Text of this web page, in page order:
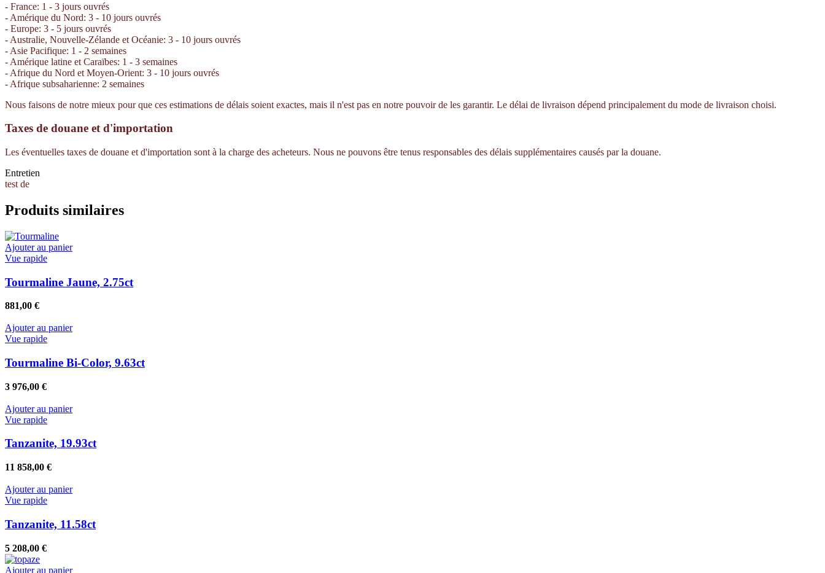
- France: 1 - 3 jours ouvrés
- Amérique du Nord: 3 - 10 jours ouvrés
- Europe: 3 - 5 jours ouvrés
- Australie, Nouvelle-Zélande et Océanie: 3 - 10 jours ouvrés
- Asie Pacifique: 1 - 2 semaines
- Amérique latine et Caraïbes: 1 - 3 semaines
- Afrique du Nord et Moyen-Orient: 3 - 10 jours ouvrés
- Afrique subsaharienne: 2 semaines
Nous faisons de notre mieux pour que ces estimations de délais soient exactes, mais il n'est pas en notre pouvoir de les garantir. Le délai de livraison dépend principalement du mode de livraison choisi.
Taxes de douane et d'importation
Les éventuelles taxes de douane et d'importation sont à la charge des acheteurs. Nous ne pouvons être tenus responsables des délais supplémentaires causés par la douane.
Entretien
test de
Produits similaires
Ajouter au panier
Vue rapide
Tourmaline Jaune, 2.75ct
881,00 €
Ajouter au panier
Vue rapide
Tourmaline Bi-Color, 9.63ct
3 976,00 €
Ajouter au panier
Vue rapide
Tanzanite, 19.93ct
11 858,00 €
Ajouter au panier
Vue rapide
Tanzanite, 11.58ct
5 208,00 €
Ajouter au panier